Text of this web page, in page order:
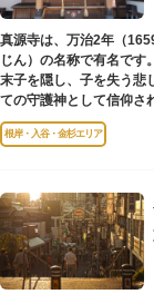
かくなら水上バスに乗船
真源寺は、万治2年（
じん）の名称で有名です
末子を隠し、子を失う悲
ての守護神として信仰さ
った由来からツノのない
根岸・入谷・金杉エリア